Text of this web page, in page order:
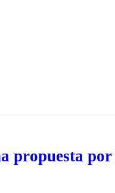
propuesta por